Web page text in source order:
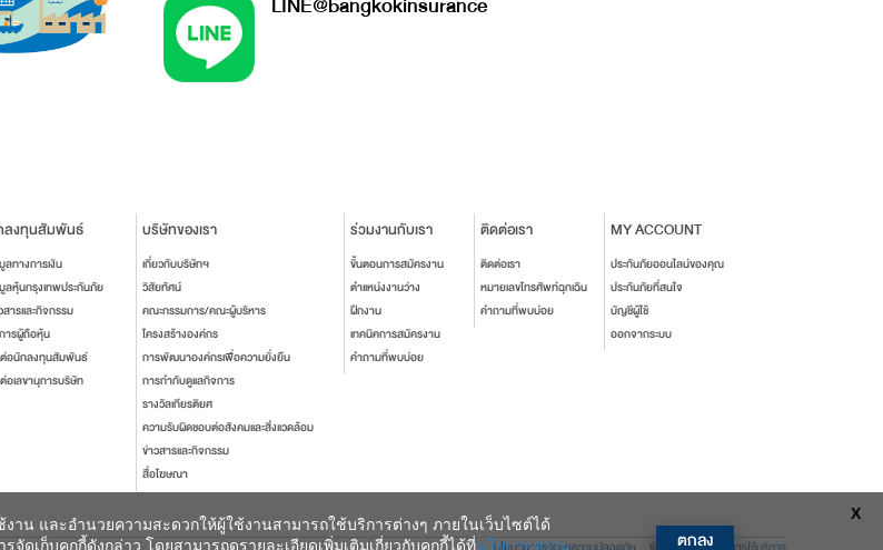
X
าน และอำนวยความสะดวกให้ผู้ใช้งานสามารถใช้บริการต่างๆ ภายในเว็บไซต์ได้
เก็บคุกกี้ดังกล่าว โดยสามารถดูรายละเอียดเพิ่มเติมเกี่ยวกับคุกกี้ได้ที่นโยบายความ ตกลง
งทุนสัมพันธ์
ลทางการเงิน
ลหุ้นกรุงเทพประกันภัย
สารและกิจกรรม
ารผู้ถือหุ้น
อนักลงทุนสัมพันธ์
อเลขานุการบริษัท
บริษัทของเรา
เกี่ยวกับบริษัทฯ
วิสัยทัศน์
คณะกรรมการ/คณะผู้บริหาร
โครงสร้างองค์กร
การพัฒนาองค์กรเพื่อความยั่งยืน
การกำกับดูแลกิจการ
รางวัลเกียรติยศ
ความรับผิดชอบต่อสังคมและสิ่งแวดล้อม
ข่าวสารและกิจกรรม
สื่อโฆษณา
ร่วมงานกับเรา
ขั้นตอนการสมัครงาน
ตำแหน่งงานว่าง
ฝึกงาน
เทคนิคการสมัครงาน
คำถามที่พบบ่อย
ติดต่อเรา
ติดต่อเรา
หมายเลขโทรศัพท์ฉุกเฉิน
คำถามที่พบบ่อย
MY ACCOUNT
ประกันภัยออนไลน์ของคุณ
ประกันภัยที่สนใจ
บัญชีผู้ใช้
ออกจากระบบ